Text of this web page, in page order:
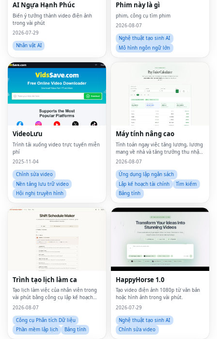
AI Ngựa Hạnh Phúc
Biến ý tưởng thành video điện ảnh
trong vài phút
2026-07-29
Nhân vật AI
Phim này là gì
phim, công cụ tìm phim
2026-08-07
Nghệ thuật tạo sinh AI
Mô hình ngôn ngữ lớn
VideoLưu
Trình tải xuống video trực tuyến miễn
phí
2025-11-04
Chỉnh sửa video
Nền tảng lưu trữ video
Hội nghị truyền hình
Máy tính nâng cao
Tính toán ngay việc tăng lương, lương
mang về nhà và tăng trưởng thu nhập
thực tế của bạn
2026-08-07
Ứng dụng lập ngân sách
Lập kế hoạch tài chính
Tìm kiếm
Bảng tính
Trình tạo lịch làm ca
Tạo lịch làm việc của nhân viên trong
vài phút bằng công cụ lập kế hoạch
trực tuyến đơn giản
2026-08-07
Công cụ Phân tích Dữ liệu
Phần mềm lập lịch
Bảng tính
HappyHorse 1.0
Tạo video điện ảnh 1080p từ văn bản
hoặc hình ảnh trong vài phút.
2026-07-29
Nghệ thuật tạo sinh AI
Chỉnh sửa video